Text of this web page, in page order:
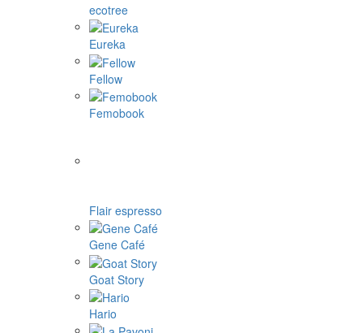
ecotree
Eureka
Fellow
Femobook
Flair espresso
Gene Café
Goat Story
Hario